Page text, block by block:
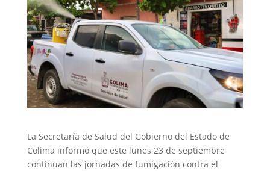
La Secretaría de Salud del Gobierno del Estado de
Colima informó que este lunes 23 de septiembre
continúan las jornadas de fumigación contra el